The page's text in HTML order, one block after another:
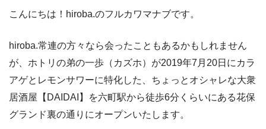
こんにちは！hiroba.のフルカワマナブです。
hiroba.常連の方々なら会ったこともあるかもしれません
が、ホトリの弟の一歩（カズホ）が2019年7月20日にカラ
アゲとレモンサワーに特化した、ちょっとオシャレな大衆
居酒屋【DAIDAI】を六町駅から徒歩6分くらいにある花保
グランド裏の通りにオープンいたします。